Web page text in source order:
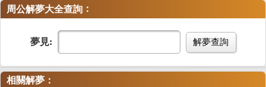
周公解夢大全查詢 ：
夢見: 解夢查詢
相關解夢：